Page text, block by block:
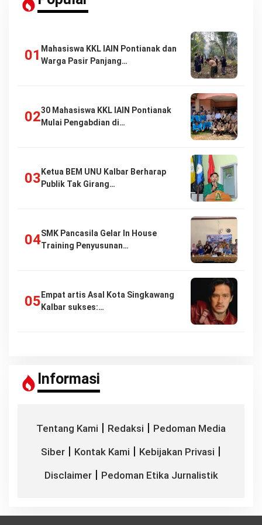
Mahasiswa KKL IAIN Pontianak dan
Warga Pasir Panjang…
30 Mahasiswa KKL IAIN Pontianak
Mulai Pengabdian di…
Ketua BEM UNU Kalbar Berharap
Publik Tak Girang…
SMK Pancasila Gelar In House
Training Penyusunan…
Empat artis Asal Kota Singkawang
Kalbar sukses:…
Informasi
Tentang Kami | Redaksi | Pedoman Media
Siber | Kontak Kami | Kebijakan Privasi |
Disclaimer| Pedoman Etika Jurnalistik